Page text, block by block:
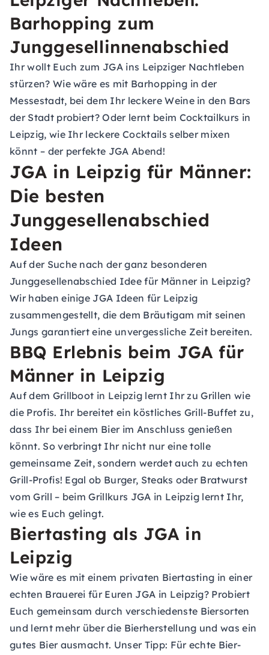
Barhopping zum
Junggesellinnenabschied
Ihr wollt Euch zum JGA ins Leipziger Nachtleben
stürzen? Wie wäre es mit Barhopping in der
Messestadt, bei dem Ihr leckere Weine in den Bars
der Stadt probiert? Oder lernt beim Cocktailkurs in
Leipzig, wie Ihr leckere Cocktails selber mixen
könnt – der perfekte JGA Abend!
JGA in Leipzig für Männer:
Die besten
Junggesellenabschied
Ideen
Auf der Suche nach der ganz besonderen
Junggesellenabschied Idee für Männer in Leipzig?
Wir haben einige JGA Ideen für Leipzig
zusammengestellt, die dem Bräutigam mit seinen
Jungs garantiert eine unvergessliche Zeit bereiten.
BBQ Erlebnis beim JGA für
Männer in Leipzig
Auf dem Grillboot in Leipzig lernt Ihr zu Grillen wie
die Profis. Ihr bereitet ein köstliches Grill-Buffet zu,
dass Ihr bei einem Bier im Anschluss genießen
könnt. So verbringt Ihr nicht nur eine tolle
gemeinsame Zeit, sondern werdet auch zu echten
Grill-Profis! Egal ob Burger, Steaks oder Bratwurst
vom Grill – beim Grillkurs JGA in Leipzig lernt Ihr,
wie es Euch gelingt.
Biertasting als JGA in
Leipzig
Wie wäre es mit einem privaten Biertasting in einer
echten Brauerei für Euren JGA in Leipzig? Probiert
Euch gemeinsam durch verschiedenste Biersorten
und lernt mehr über die Bierherstellung und was ein
gutes Bier ausmacht. Unser Tipp: Für echte Bier-